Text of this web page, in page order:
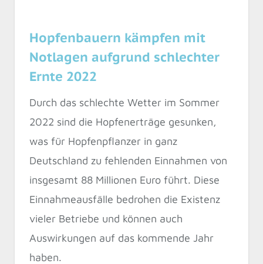
Hopfenbauern kämpfen mit
Notlagen aufgrund schlechter
Ernte 2022
Durch das schlechte Wetter im Sommer
2022 sind die Hopfenerträge gesunken,
was für Hopfenpflanzer in ganz
Deutschland zu fehlenden Einnahmen von
insgesamt 88 Millionen Euro führt. Diese
Einnahmeausfälle bedrohen die Existenz
vieler Betriebe und können auch
Auswirkungen auf das kommende Jahr
haben.